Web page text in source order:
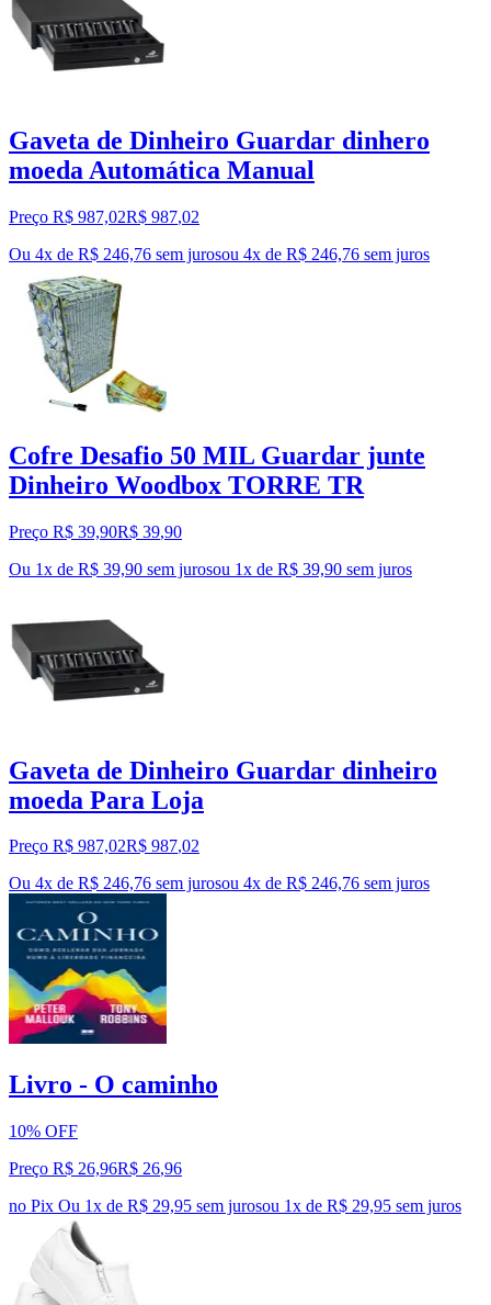
Gaveta de Dinheiro Guardar dinhero
moeda Automática Manual
Preço R$ 987,02R$ 987,02
Ou 4x de R$ 246,76 sem jurosou 4x de R$ 246,76 sem juros
Cofre Desafio 50 MIL Guardar junte
Dinheiro Woodbox TORRE TR
Preço R$ 39,90R$ 39,90
Ou 1x de R$ 39,90 sem jurosou 1x de R$ 39,90 sem juros
Gaveta de Dinheiro Guardar dinheiro
moeda Para Loja
Preço R$ 987,02R$ 987,02
Ou 4x de R$ 246,76 sem jurosou 4x de R$ 246,76 sem juros
Livro - O caminho
10% OFF
Preço R$ 26,96R$ 26,96
no Pix Ou 1x de R$ 29,95 sem jurosou 1x de R$ 29,95 sem juros